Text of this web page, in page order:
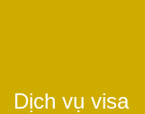
Dịch vụ visa